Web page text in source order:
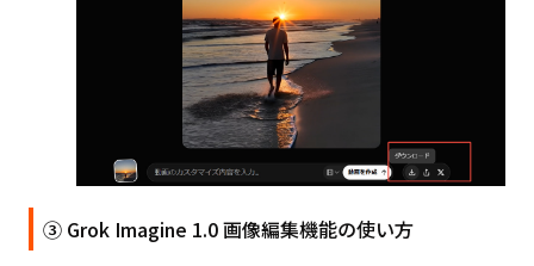
③ Grok Imagine 1.0 画像編集機能の使い方